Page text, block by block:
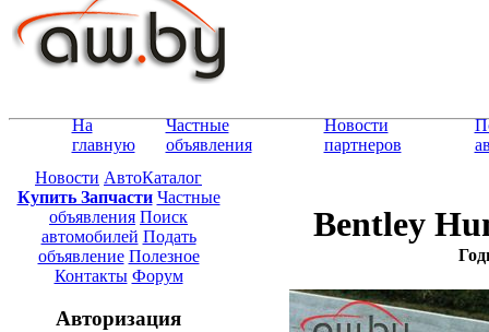
На
главную
Частные
объявления
Новости
партнеров
Новости АвтоКаталог
Купить Запчасти Частные
объявления Поиск
автомобилей Подать
объявление Полезное
Контакты Форум
Авторизация
Bentley